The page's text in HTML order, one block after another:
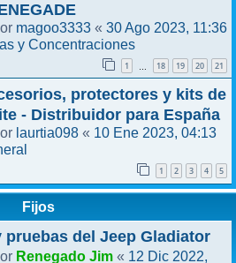
magoo3333 « 30 Ago 2023, 11:36
y Concentraciones
1 … 18 19 20 21
protectores y kits de
- Distribuidor para España
laurtia098 « 10 Ene 2023, 04:13
1 2 3 4 5
Fijos
pruebas del Jeep Gladiator
Renegado Jim « 12 Dic 2022,